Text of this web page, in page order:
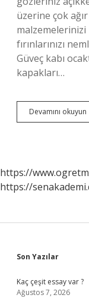
üzerine çok
malzemelerinizi
fırınlarınızı
Güveç kabı
kapakları…
Devamını okuyun
https://
https://
Sidebar
Son Yazılar
Kaç çeşit essay var ?
Ağustos 7, 2026